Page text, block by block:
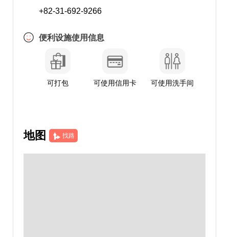
+82-31-692-9266
便利设施使用信息
可打包 可使用信用卡 可使用洗手间
地图 找路